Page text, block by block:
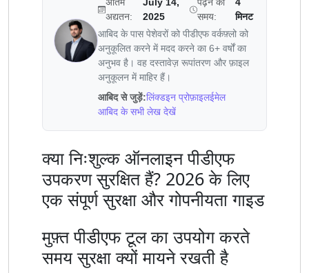
अद्यतन:
2025
समय:
मिनट
आबिद के पास पेशेवरों को पीडीएफ वर्कफ़्लो को
अनुकूलित करने में मदद करने का 6+ वर्षों का
अनुभव है। वह दस्तावेज़ रूपांतरण और फ़ाइल
अनुकूलन में माहिर हैं।
आबिद से जुड़ें:लिंक्डइन प्रोफ़ाइलईमेल
आबिद के सभी लेख देखें
क्या निःशुल्क ऑनलाइन पीडीएफ
उपकरण सुरक्षित हैं? 2026 के लिए
एक संपूर्ण सुरक्षा और गोपनीयता गाइड
मुफ़्त पीडीएफ टूल का उपयोग करते
समय सुरक्षा क्यों मायने रखती है